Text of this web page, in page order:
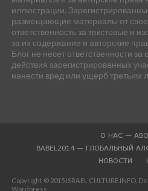
иллюстрации.
размещающие материалы от
ответственность за текстовые и
за их содержание и авторские
Блог не несет ответственности
действия зарегистрированных
нанести вред или ущерб третьим
О НАС —
BABEL2014 — ГЛОБАЛЬНЫЙ
НОВОСТИ
Copyright © 2015 ISRAEL CULTURE.INFO.
Wordpress.